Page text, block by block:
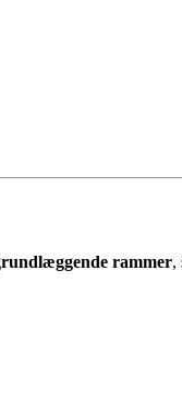
rammer,